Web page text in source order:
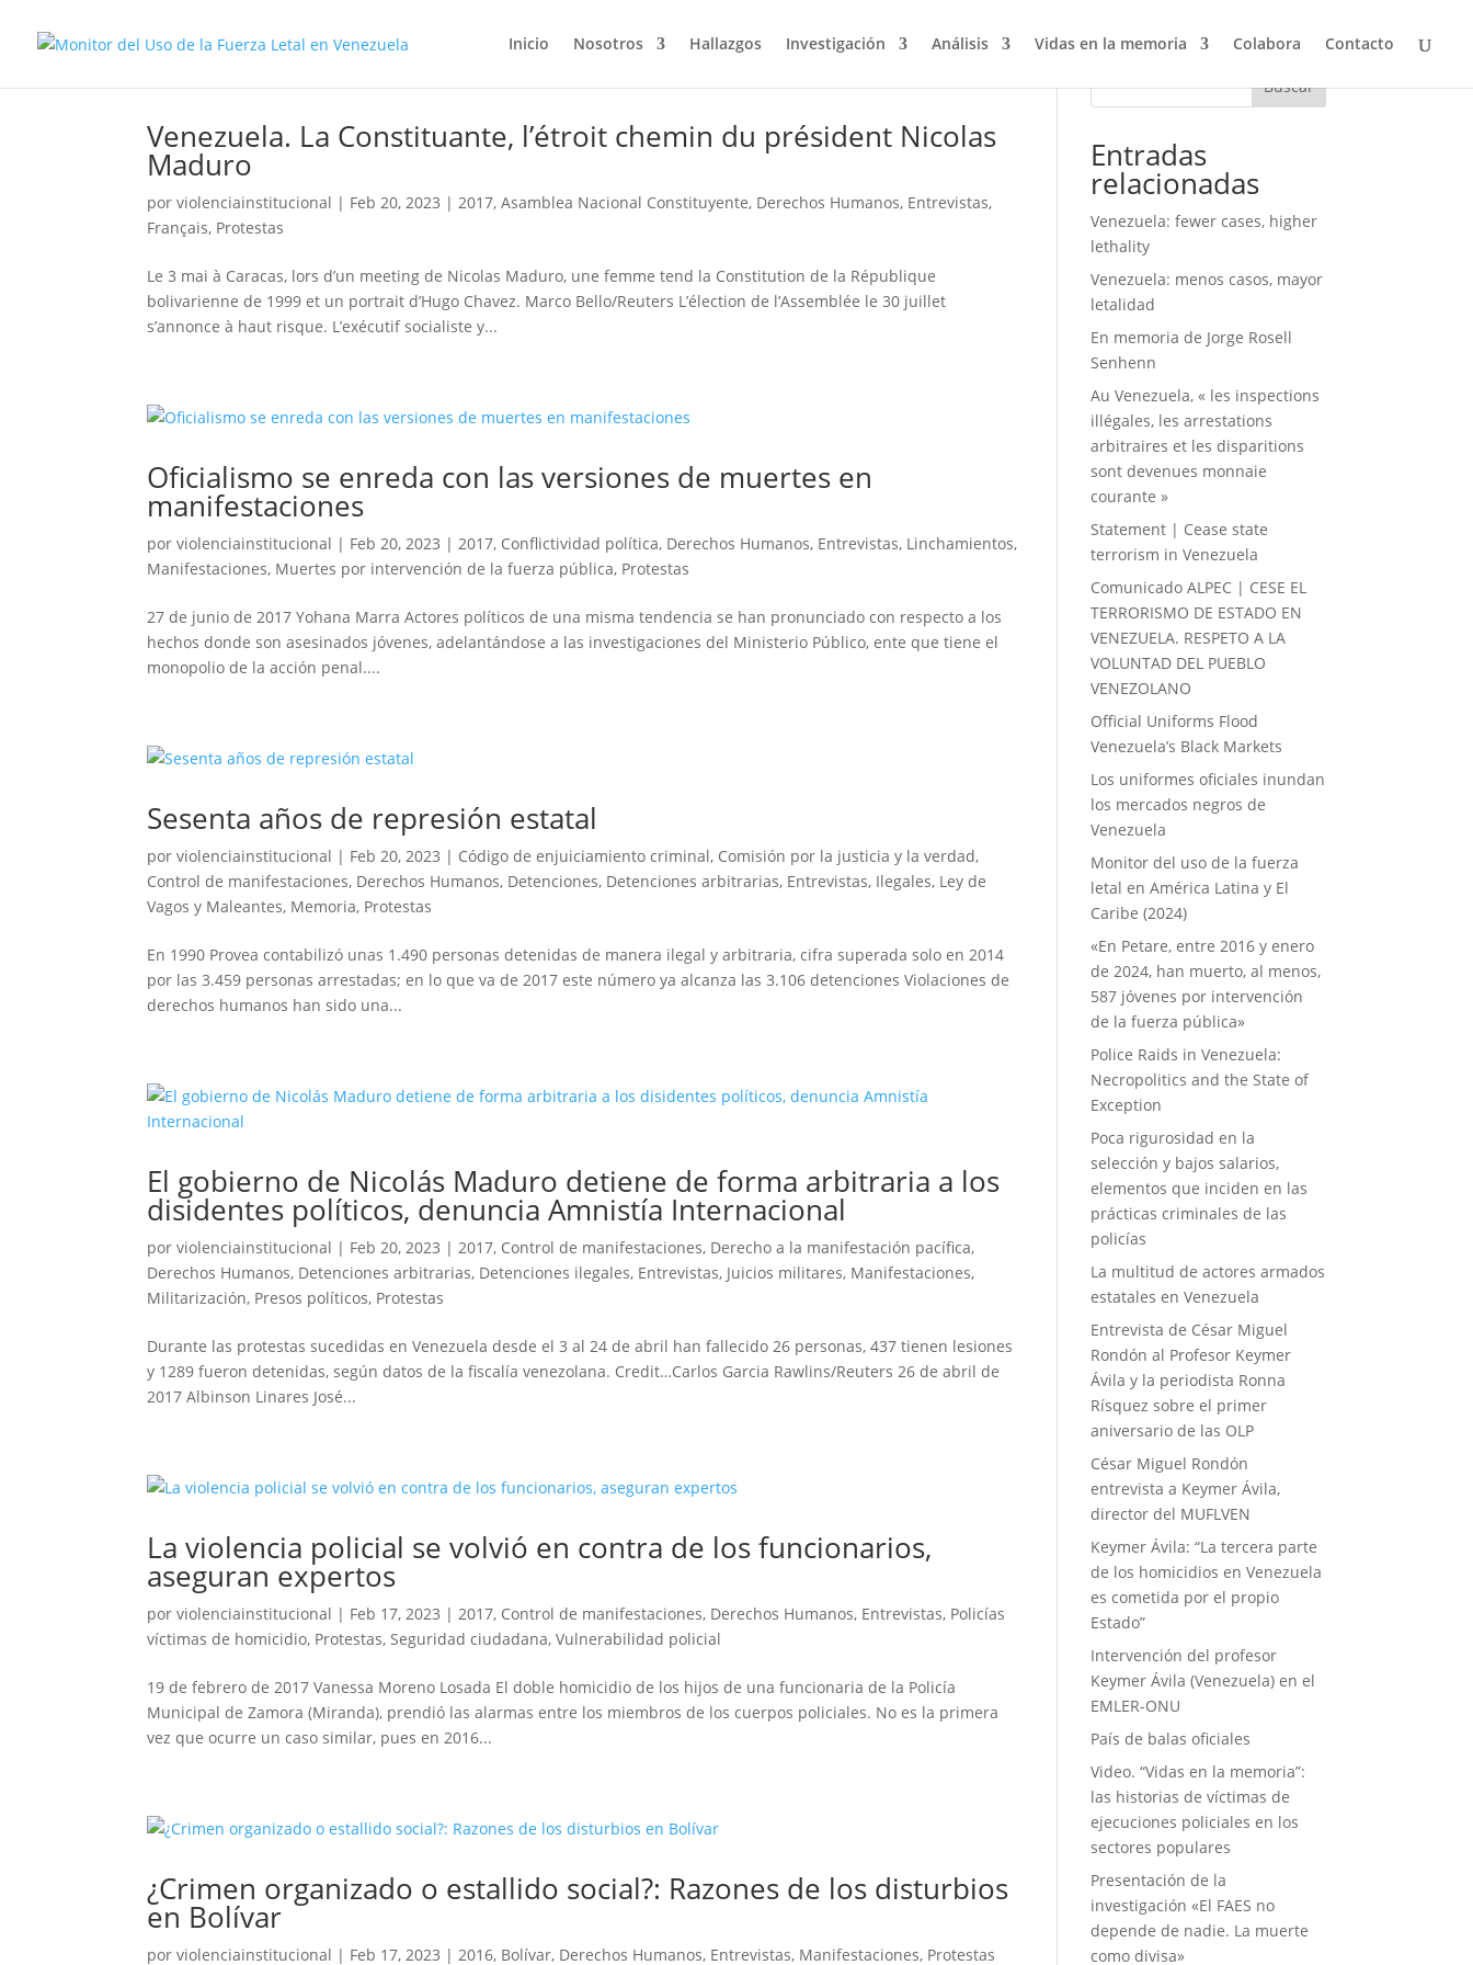
Inicio Nosotros Hallazgos Investigación Análisis Vidas en la memoria Colabora Contacto
Venezuela. La Constituante, l’étroit chemin du président Nicolas
Maduro
porviolenciainstitucional | Feb 20, 2023 |2017,Asamblea Nacional Constituyente, Derechos Humanos, Entrevistas,
Français, Protestas
Le 3 mai à Caracas, lors d’un meeting de Nicolas Maduro, une femme tend la Constitution de la République
bolivarienne de 1999 et un portrait d’Hugo Chavez. Marco Bello/Reuters L’élection de l’Assemblée le 30 juillet
s’annonce à haut risque. L’exécutif socialiste y...
Oficialismo se enreda con las versiones de muertes en
manifestaciones
porviolenciainstitucional | Feb 20, 2023 |2017, Conflictividad política, Derechos Humanos, Entrevistas, Linchamientos,
Manifestaciones, Muertes por intervención de la fuerza pública, Protestas
27 de junio de 2017 Yohana Marra Actores políticos de una misma tendencia se han pronunciado con respecto a los
hechos donde son asesinados jóvenes, adelantándose a las investigaciones del Ministerio Público, ente que tiene el
monopolio de la acción penal....
Sesenta años de represión estatal
porviolenciainstitucional | Feb 20, 2023 | Código de enjuiciamiento criminal, Comisión por la justicia y la verdad,
Control de manifestaciones, Derechos Humanos, Detenciones, Detenciones arbitrarias, Entrevistas, Ilegales, Ley de
Vagos y Maleantes, Memoria, Protestas
En 1990 Provea contabilizó unas 1.490 personas detenidas de manera ilegal y arbitraria, cifra superada solo en 2014
por las 3.459 personas arrestadas; en lo que va de 2017 este número ya alcanza las 3.106 detenciones Violaciones de
derechos humanos han sido una...
El gobierno de Nicolás Maduro detiene de forma arbitraria a los
disidentes políticos, denuncia Amnistía Internacional
porviolenciainstitucional | Feb 20, 2023 |2017, Control de manifestaciones, Derecho a la manifestación pacífica,
Derechos Humanos, Detenciones arbitrarias, Detenciones ilegales, Entrevistas, Juicios militares, Manifestaciones,
Militarización, Presos políticos, Protestas
Durante las protestas sucedidas en Venezuela desde el 3 al 24 de abril han fallecido 26 personas, 437 tienen lesiones
y 1289 fueron detenidas, según datos de la fiscalía venezolana. Credit…Carlos Garcia Rawlins/Reuters 26 de abril de
2017 Albinson Linares José...
La violencia policial se volvió en contra de los funcionarios,
aseguran expertos
porviolenciainstitucional | Feb 17, 2023 |2017, Control de manifestaciones, Derechos Humanos, Entrevistas, Policías
víctimas de homicidio, Protestas,Seguridad ciudadana,Vulnerabilidad policial
19 de febrero de 2017 Vanessa Moreno Losada El doble homicidio de los hijos de una funcionaria de la Policía
Municipal de Zamora (Miranda), prendió las alarmas entre los miembros de los cuerpos policiales. No es la primera
vez que ocurre un caso similar, pues en 2016...
¿Crimen organizado o estallido social?: Razones de los disturbios
en Bolívar
porviolenciainstitucional | Feb 17, 2023 |2016, Bolívar, Derechos Humanos, Entrevistas, Manifestaciones, Protestas
Buscar
Entradas
relacionadas
Venezuela: fewer cases, higher
lethality
Venezuela: menos casos, mayor
letalidad
En memoria de Jorge Rosell
Senhenn
Au Venezuela, « les inspections
illégales, les arrestations
arbitraires et les disparitions
sont devenues monnaie
courante »
Statement | Cease state
terrorism in Venezuela
Comunicado ALPEC | CESE EL
TERRORISMO DE ESTADO EN
VENEZUELA. RESPETO A LA
VOLUNTAD DEL PUEBLO
VENEZOLANO
Official Uniforms Flood
Venezuela’s Black Markets
Los uniformes oficiales inundan
los mercados negros de
Venezuela
Monitor del uso de la fuerza
letal en América Latina y El
Caribe (2024)
«En Petare, entre 2016 y enero
de 2024, han muerto, al menos,
587 jóvenes por intervención
de la fuerza pública»
Police Raids in Venezuela:
Necropolitics and the State of
Exception
Poca rigurosidad en la
selección y bajos salarios,
elementos que inciden en las
prácticas criminales de las
policías
La multitud de actores armados
estatales en Venezuela
Entrevista de César Miguel
Rondón al Profesor Keymer
Ávila y la periodista Ronna
Rísquez sobre el primer
aniversario de las OLP
César Miguel Rondón
entrevista a Keymer Ávila,
director del MUFLVEN
Keymer Ávila: “La tercera parte
de los homicidios en Venezuela
es cometida por el propio
Estado”
Intervención del profesor
Keymer Ávila (Venezuela) en el
EMLER-ONU
País de balas oficiales
Video. “Vidas en la memoria”:
las historias de víctimas de
ejecuciones policiales en los
sectores populares
Presentación de la
investigación «El FAES no
depende de nadie. La muerte
como divisa»